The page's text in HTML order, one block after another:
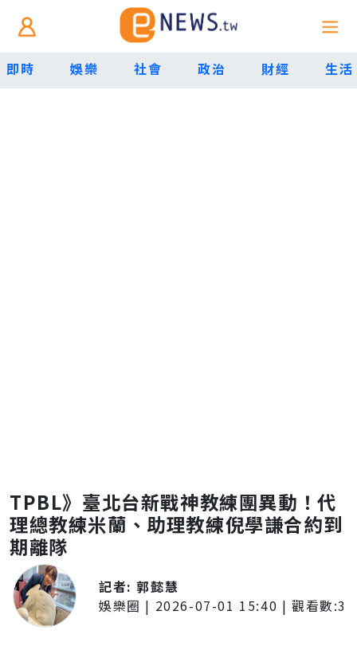
即時 娛樂 社會 政治 財經 生活
TPBL》臺北台新戰神教練團異動！代
理總教練米蘭、助理教練倪學謙合約到
期離隊
記者:郭懿慧
娛樂圈 | 2026-07-01 15:40 | 觀看數:3